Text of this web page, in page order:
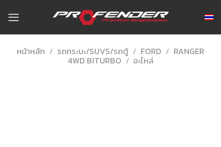
content
หน้าหลัก / รถกระบะ/SUVS/รถตู้ / FORD / RANGER
4WD BITURBO / อะไหล่